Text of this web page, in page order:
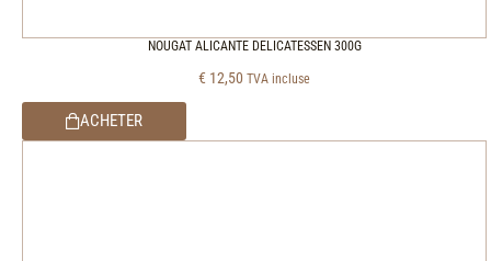
NOUGAT ALICANTE DELICATESSEN 300G
€ 12,50 TVA incluse
ACHETER